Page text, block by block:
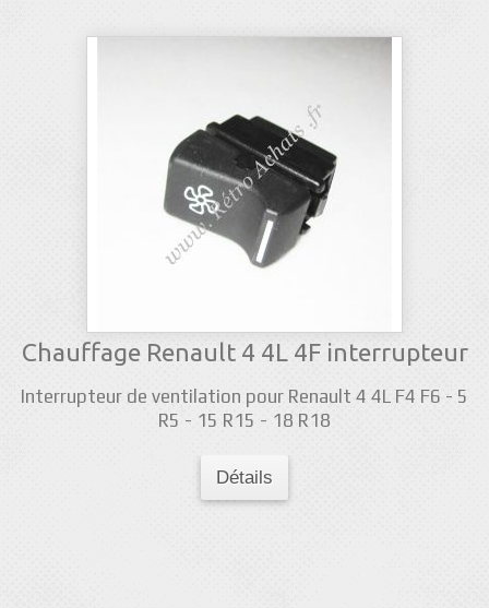
Chauffage Renault 4 4L 4F interrupteur
Interrupteur de ventilation pour Renault 4 4L F4 F6 - 5
R5 - 15 R15 - 18 R18
Détails